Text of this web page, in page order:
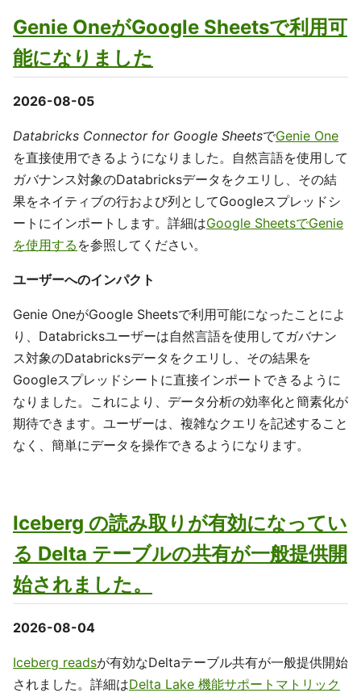
Genie OneがGoogle Sheetsで利用可
能になりました
2026-08-05
Databricks Connector for Google SheetsでGenie One
を直接使用できるようになりました。自然言語を使用して
ガバナンス対象のDatabricksデータをクエリし、その結
果をネイティブの行および列としてGoogleスプレッドシ
ートにインポートします。詳細はGoogle SheetsでGenie
を使用する を参照してください。
ユーザーへのインパクト
Genie OneがGoogle Sheetsで利用可能になったことによ
り、Databricksユーザーは自然言語を使用してガバナン
ス対象のDatabricksデータをクエリし、その結果を
Googleスプレッドシートに直接インポートできるように
なりました。これにより、データ分析の効率化と簡素化が
期待できます。ユーザーは、複雑なクエリを記述すること
なく、簡単にデータを操作できるようになります。
Iceberg の読み取りが有効になってい
る Delta テーブルの共有が一般提供開
始されました。
2026-08-04
Iceberg readsが有効なDeltaテーブル共有が一般提供開始
されました。詳細はDelta Lake 機能サポートマトリック